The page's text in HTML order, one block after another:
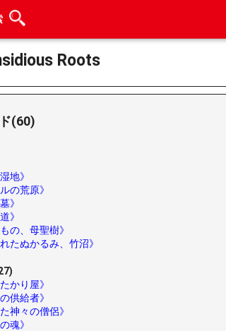
Roots
(60)
地》
の荒原》
》
》
の、母聖樹》
たぬかるみ、竹沼》
かり屋》
供給者》
神々の僧侶》
魂》